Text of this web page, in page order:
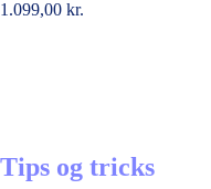
1.099,00 kr.
Tips og tricks